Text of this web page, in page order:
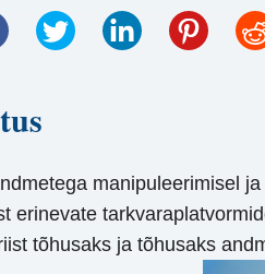
manipuleerimisel
erinevate
tõhusaks ja tõhusaks